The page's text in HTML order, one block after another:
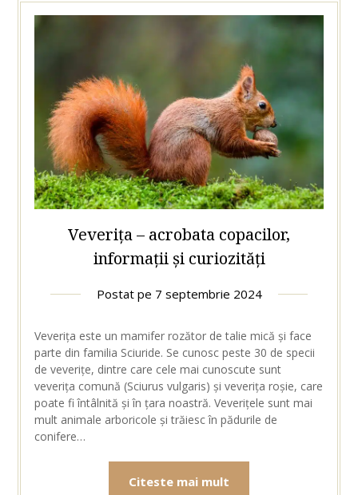
Veverița – acrobata copacilor,
informații și curiozități
Postat pe 7 septembrie 2024
Veverița este un mamifer rozător de talie mică și face
parte din familia Sciuride. Se cunosc peste 30 de specii
de veverițe, dintre care cele mai cunoscute sunt
veverița comună (Sciurus vulgaris) și veverița roșie, care
poate fi întâlnită și în țara noastră. Veverițele sunt mai
mult animale arboricole și trăiesc în pădurile de
conifere…
Citeste mai mult